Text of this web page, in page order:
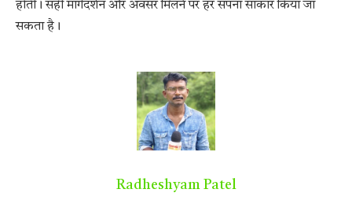
होती। सही मार्गदर्शन और अवसर मिलने पर हर सपना साकार किया जा
सकता है।
Radheshyam Patel